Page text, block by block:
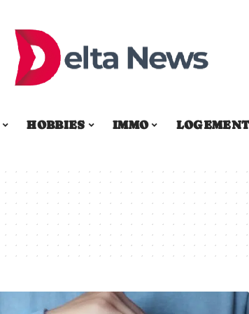
HOBBIES IMMO